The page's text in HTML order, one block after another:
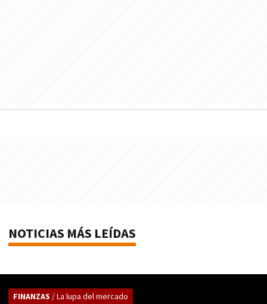
NOTICIAS MÁS LEÍDAS
FINANZAS / La lupa del mercado